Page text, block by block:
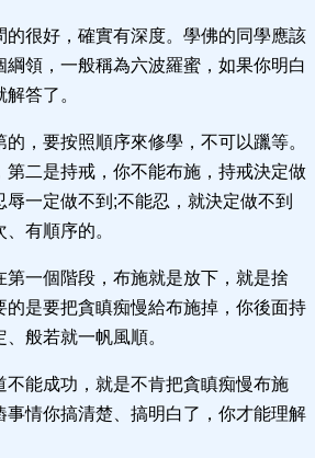
的很好，確實有深度。學佛的同學應該
領，一般稱為六波羅蜜，如果你明白
答了。
，要按照順序來修學，不可以躐等。
第二是持戒，你不能布施，持戒決定做
一定做不到;不能忍，就決定做不到
有順序的。
第一個階段，布施就是放下，就是捨
的是要把貪瞋痴慢給布施掉，你後面持
般若就一帆風順。
不能成功，就是不肯把貪瞋痴慢布施
事情你搞清楚、搞明白了，你才能理解